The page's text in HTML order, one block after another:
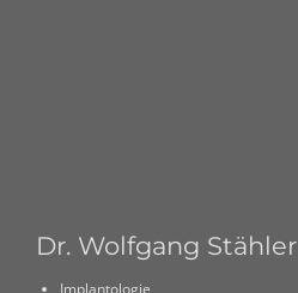
Dr. Wolfgang Stähler
Implantologie